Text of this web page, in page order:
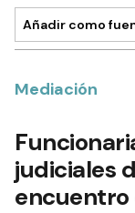
Añadir como
Mediación
judiciales
encuentro